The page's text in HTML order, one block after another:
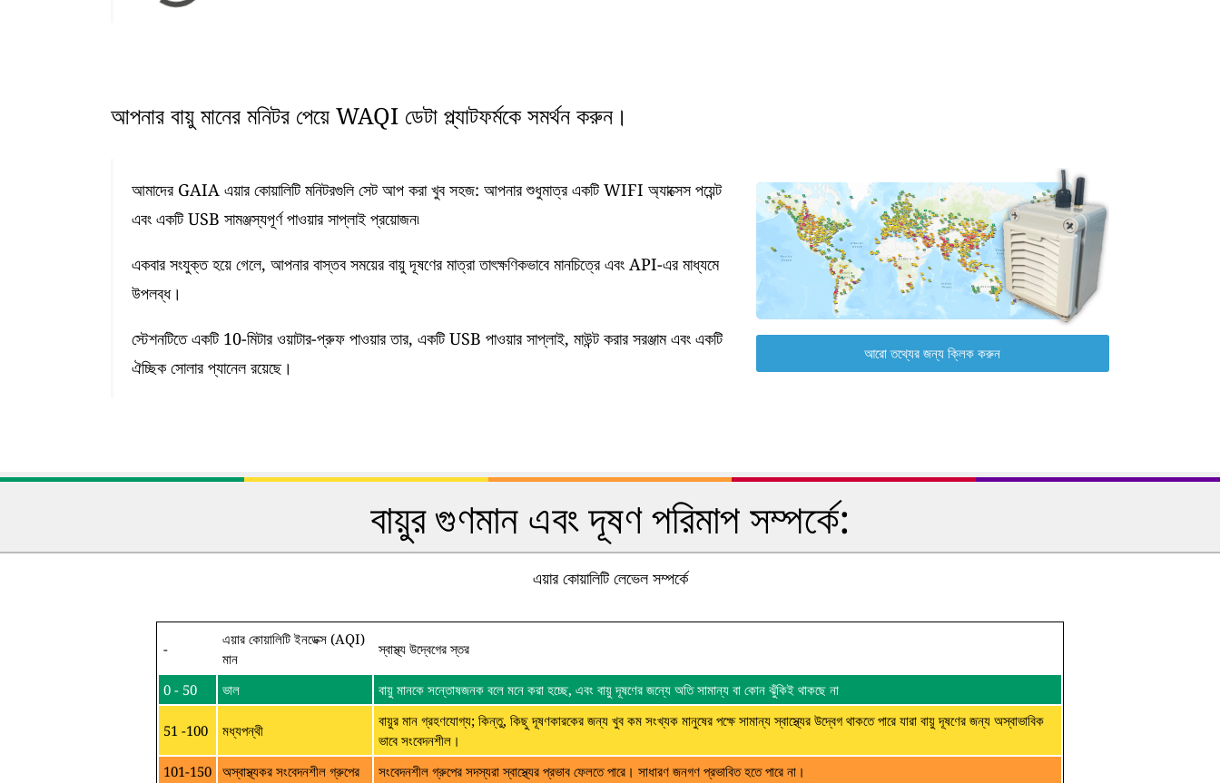
আপনার বায়ু মানের মনিটর পেয়ে WAQI ডেটা প্ল্যাটফর্মকে সমর্থন করুন।
আমাদের GAIA এয়ার কোয়ালিটি মনিটরগুলি সেট আপ করা খুব সহজ: আপনার শুধুমাত্র একটি WIFI অ্যাক্সেস পয়েন্ট
এবং একটি USB সামঞ্জস্যপূর্ণ পাওয়ার সাপ্লাই প্রয়োজন৷
একবার সংযুক্ত হয়ে গেলে, আপনার বাস্তব সময়ের বায়ু দূষণের মাত্রা তাৎক্ষণিকভাবে মানচিত্রে এবং API-এর মাধ্যমে
উপলব্ধ।
স্টেশনটিতে একটি 10-মিটার ওয়াটার-প্রুফ পাওয়ার তার, একটি USB পাওয়ার সাপ্লাই, মাউন্ট করার সরঞ্জাম এবং একটি
ঐচ্ছিক সোলার প্যানেল রয়েছে।
আরো তথ্যের জন্য ক্লিক করুন
বায়ুর গুণমান এবং দূষণ পরিমাপ সম্পর্কে:
এয়ার কোয়ালিটি লেভেল সম্পর্কে
-
এয়ার কোয়ালিটি ইনডেক্স (AQI)
মান
স্বাস্থ্য উদ্বেগের স্তর
0 - 50 ভাল বায়ু মানকে সন্তোষজনক বলে মনে করা হচ্ছে, এবং বায়ু দূষণের জন্যে অতি সামান্য বা কোন ঝুঁকিই থাকছে না
51 -100 মধ্যপন্থী
বায়ুর মান গ্রহণযোগ্য; কিন্তু, কিছু দূষণকারকের জন্য খুব কম সংখ্যক মানুষের পক্ষে সামান্য স্বাস্থ্যের উদ্বেগ থাকতে পারে যারা বায়ু দূষণের জন্য অস্বাভাবিক
ভাবে সংবেদনশীল।
101-150 অস্বাস্থ্যকর সংবেদনশীল গ্রুপের
সংবেদনশীল গ্রুপের সদস্যরা স্বাস্থ্যের প্রভাব ফেলতে পারে। সাধারণ জনগণ প্রভাবিত হতে পারে না।